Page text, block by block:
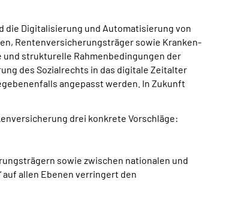
die Digitalisierung und Automatisierung von
Rentenversicherungsträger sowie Kranken-
strukturelle Rahmenbedingungen der
des Sozialrechts in das digitale Zeitalter
angepasst werden. In Zukunft
drei konkrete Vorschläge:
sowie zwischen nationalen und
auf allen Ebenen verringert den